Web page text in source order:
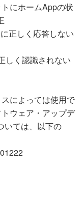
トにホームAppの状
正しく応答しない
しく認識されない
によっては使用で
ウェア・アップデ
いては、以下の